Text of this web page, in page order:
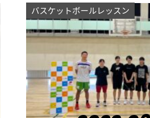
バスケットボールレッスン